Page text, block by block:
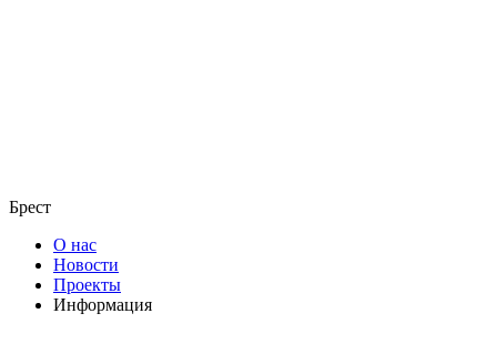
Брест
О нас
Новости
Проекты
Информация